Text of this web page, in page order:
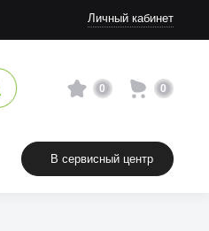
Личный кабинет
0 0
В сервисный центр